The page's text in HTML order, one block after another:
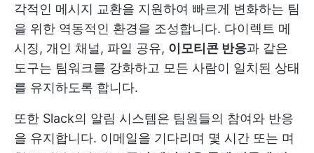
각적인 메시지 교환을 지원하여 빠르게 변화하는 팀
을 위한 역동적인 환경을 조성합니다. 다이렉트 메
시징, 개인 채널, 파일 공유, 이모티콘 반응과 같은
도구는 팀워크를 강화하고 모든 사람이 일치된 상태
를 유지하도록 합니다.
또한 Slack의 알림 시스템은 팀원들의 참여와 반응
을 유지합니다. 이메일을 기다리며 몇 시간 또는 며